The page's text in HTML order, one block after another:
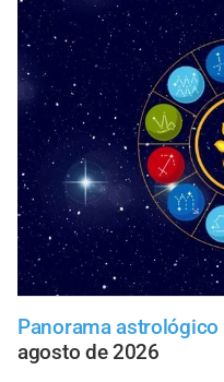
Panorama astrológico
agosto de 2026